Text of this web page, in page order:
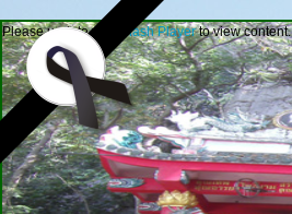
Please update your Flash Playerto view content.